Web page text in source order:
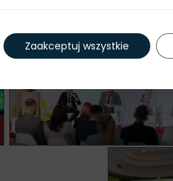
Zaakceptuj wszystkie